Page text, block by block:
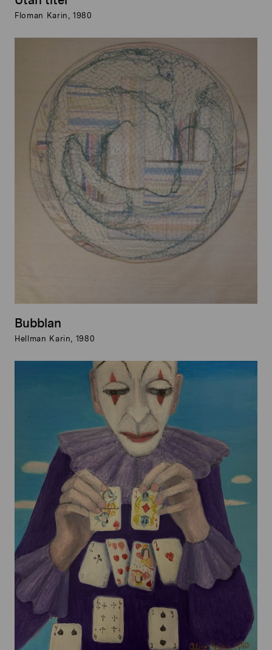
Floman Karin, 1980
Bubblan
Hellman Karin, 1980